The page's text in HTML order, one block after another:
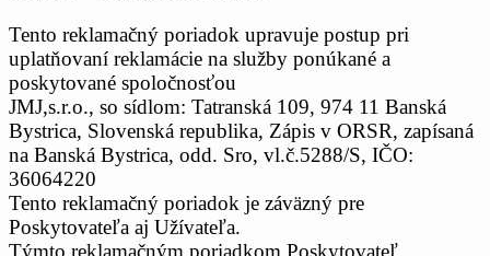
Tento reklamačný poriadok upravuje postup pri
uplatňovaní reklamácie na služby ponúkané a
poskytované spoločnosťou
JMJ,s.r.o., so sídlom: Tatranská 109, 974 11 Banská
Bystrica, Slovenská republika, Zápis v ORSR, zapísaná
na Banská Bystrica, odd. Sro, vl.č.5288/S, IČO:
36064220
Tento reklamačný poriadok je záväzný pre
Poskytovateľa aj Užívateľa.
Týmto reklamačným poriadkom Poskytovateľ